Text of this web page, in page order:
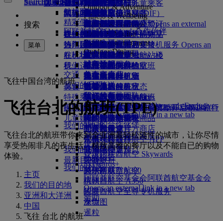
计划行程
预订酒店
旅游项目和活动
旅行服务
迎宾接机服务迎宾接机服务 Opens an
external link in a new tab
迪拜转机服务
交通
机场接送
预订租车
航空公司合作伙伴
升级航班
管理专车接送服务
预订无障碍旅行
在线办理登机手续
值机选项
航班状态
健康
医疗信息表（MEDIF）
餐食信息
阿联酋禁止携带的物品
迪拜国际机场
阿联酋航空 3 号航站楼
航站楼之间中转
抵达及离开机场
班车接送服务
随身行李
购买更多行李额度
额外托运行李额度
迪拜行李服务
行李延误或损坏
美国旅行授权
阿联酋签证
豪华经济舱
经济舱
机上舒适用品
机上娱乐
ice系统中的节目
ice直播电视
机上Wi-Fi
儿童娱乐
美食
头等舱美食
商务舱美食
豪华经济舱用餐
经济舱美食
饮料
我们的机队
波音777
阿联酋航空A380
阿联酋航空 A350
阿联酋航空至尊专机服务
座位图
阿联酋航空服务
季节和节日
无接触旅程
我们的候机室
头等舱贵宾室
商务舱候机室
全球各地的候机室
合作伙伴候机室
付费使用候机室
马哈巴贵宾室
阿联酋航空购物
阿联酋航空免税商品
阿联酋航空官方商店
无成人陪伴的儿童乘客
怀孕
行李额度
儿童和婴儿票价规则
儿童安全座椅和摇篮
在机场
机上
携孩子旅行
携婴儿旅行
婴儿随身行李限额
儿童和婴儿餐食
儿童娱乐
儿童娱乐
儿童玩具
儿童活动
飞悦卓越的理由
关于我们
我们的故事
媒体中心媒体中心 Opens an external
link in a new tab
集团公司
安全
财务透明
负责任企业
我们的员工
我们的领导团队
工作机会工作机会 Opens an external
link in a new tab
我们的地球
运营方面可持续发展
环保政策
环境报告
我们的社区
阿联酋航空基金会阿联酋航空基金会
Opens an external link in a new tab
赞助
Search flight
美洲
非洲
欧洲
中东
热门目的地
飞往伦敦的航班
飞往曼彻斯特的航班
飞往巴黎的航班
飞往米兰的航班
飞往巴塞罗那的航班
探索迪拜
飞往迪拜的航班
北京飞往迪拜
广州飞往迪拜
上海飞往迪拜
最新目的地
赫尔辛基
杭州
岘港
深圳
暹粒
Outdoor & Adventure
Fitness & Wellbeing
Culture & Heritage
Beach & Marine
Family entertainment
Outdoor Dining
澳洲航空
flydubai
阿联酋航空Skywards合作伙伴
航线图
精彩假日
海滩目的地
野外生活假日
历史和文化假日
城市休闲
美食家度假
会员级别
迪拜航空
现金+里程
数字会员卡
我的家庭
使用里程
申领里程
购买里程
赚取里程
Skywards Skysurfers
Skywards ExclusivesSkywards Exclusives
Opens an external link in a new tab
我们的合作伙伴
Skywards Rail
里程计算器
登录阿联酋航空 Skywards
Skywards+
企业商务奖励
注册你的公司
登录“企业商务奖励”
礼遇
计划运作方式
常见问题
帮助和联系方式
更改或取消
签证和护照帮助
反馈和投诉
行李延误或损坏支持
迪拜转机服务
我们运营方面的变化
近期的旅行更新
查看你的航班状态
特殊乘客出行服务
搭乘阿联酋航空的航班，开启畅达旅行
特殊帮助和请求
常见问题
常见问题
阿联酋航空办事处预订
我们的网络和代码共享
我们的其他产品
特殊帮助和请求
行李和丢失财物
准备旅行
在机场
阿联酋航空Skywards
阿联酋航空企业商务奖励
你的机上体验
工具和资源
手机和阿联酋航空 APP
取消或变更预订
中断旅行
关于阿联酋航空
Search flight
搜索
菜单
飞往中国台湾的航班
飞往台北的航班(TPE)
飞往台北的航班带你来到全亚洲最轻松随性的城市，让你尽情
享受热闹非凡的夜生活、精致高雅的餐厅以及不能自已的购物
体验。
主页
我们的目的地
亚洲和大洋洲
中国
飞往 台北 的航班